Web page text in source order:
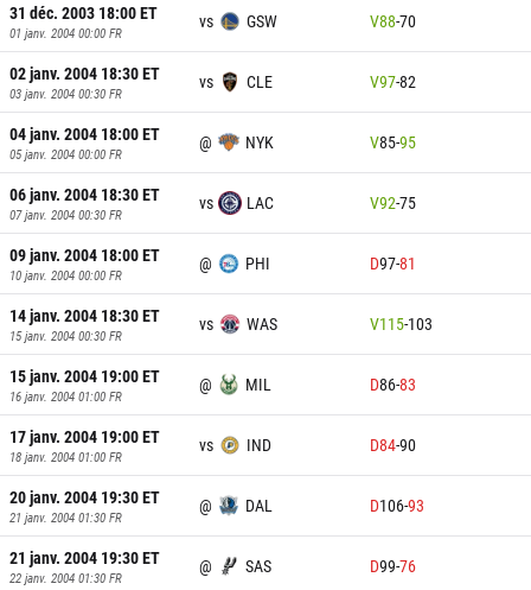
31 déc. 2003 18:00ET
01 janv. 2004 00:00 FR
vs GSW V88-70
02 janv. 2004 18:30ET
03 janv. 2004 00:30 FR
vs CLE V97-82
04 janv. 2004 18:00ET
05 janv. 2004 00:00 FR
@ NYK V85-95
06 janv. 2004 18:30ET
07 janv. 2004 00:30 FR
vs LAC V92-75
09 janv. 2004 18:00ET
10 janv. 2004 00:00 FR
@ PHI D97-81
14 janv. 2004 18:30ET
15 janv. 2004 00:30 FR
vs WAS V115-103
15 janv. 2004 19:00ET
16 janv. 2004 01:00 FR
@ MIL D86-83
17 janv. 2004 19:00ET
18 janv. 2004 01:00 FR
vs IND D84-90
20 janv. 2004 19:30ET
21 janv. 2004 01:30 FR
@ DAL D106-93
21 janv. 2004 19:30ET
22 janv. 2004 01:30 FR
@ SAS D99-76